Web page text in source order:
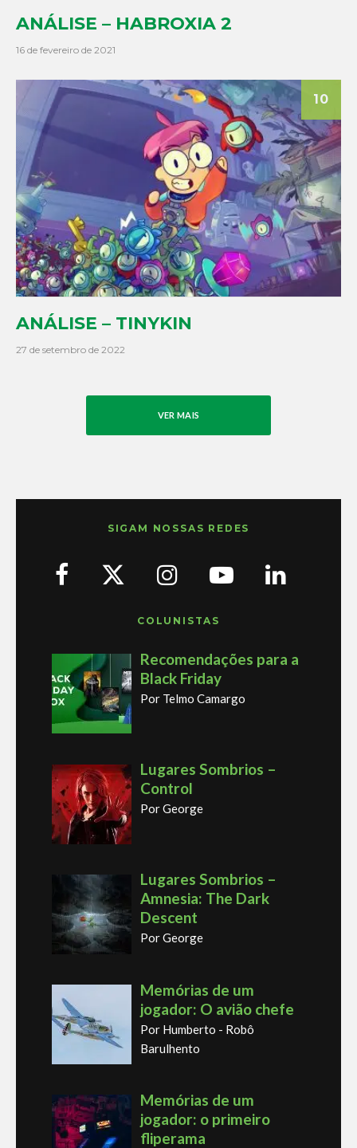
ANÁLISE – HABROXIA 2
16 de fevereiro de 2021
10
ANÁLISE – TINYKIN
27 de setembro de 2022
VER MAIS
SIGAM NOSSAS REDES
COLUNISTAS
Recomendações para a
Black Friday
Por Telmo Camargo
Lugares Sombrios –
Control
Por George
Lugares Sombrios –
Amnesia: The Dark
Descent
Por George
Memórias de um
jogador: O avião chefe
Por Humberto - Robô
Barulhento
Memórias de um
jogador: o primeiro
fliperama